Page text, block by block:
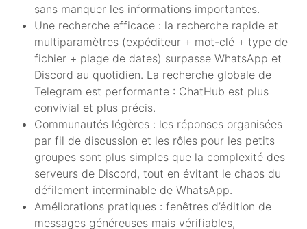
sans manquer les informations importantes.
Une recherche efficace : la recherche rapide et
multiparamètres (expéditeur + mot-clé + type de
fichier + plage de dates) surpasse WhatsApp et
Discord au quotidien. La recherche globale de
Telegram est performante : ChatHub est plus
convivial et plus précis.
Communautés légères : les réponses organisées
par fil de discussion et les rôles pour les petits
groupes sont plus simples que la complexité des
serveurs de Discord, tout en évitant le chaos du
défilement interminable de WhatsApp.
Améliorations pratiques : fenêtres d’édition de
messages généreuses mais vérifiables,